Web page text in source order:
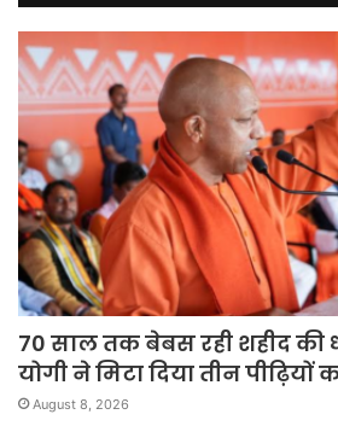
70 साल तक बेबस रही शहीद की
योगी ने मिटा दिया तीन पीढ़ियों
August 8, 2026